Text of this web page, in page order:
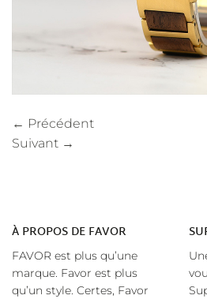
← Précédent
Suivant →
À PROPOS DE FAVOR
FAVOR est plus qu’une
marque. Favor est plus
qu’un style. Certes, Favor